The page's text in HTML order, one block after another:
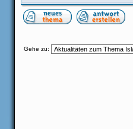
Gehe zu: